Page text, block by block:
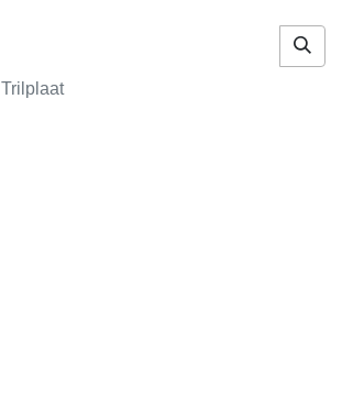
Trilplaat